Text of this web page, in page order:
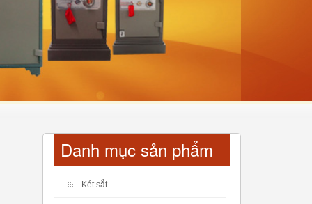
Danh mục sản phẩm
Két sắt